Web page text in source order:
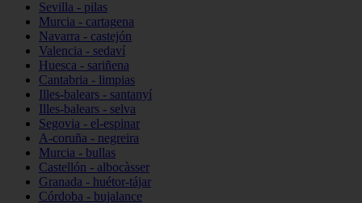
Sevilla - pilas
Murcia - cartagena
Navarra - castejón
Valencia - sedaví
Huesca - sariñena
Cantabria - limpias
Illes-balears - santanyí
Illes-balears - selva
Segovia - el-espinar
A-coruña - negreira
Murcia - bullas
Castellón - albocàsser
Granada - huétor-tájar
Córdoba - bujalance